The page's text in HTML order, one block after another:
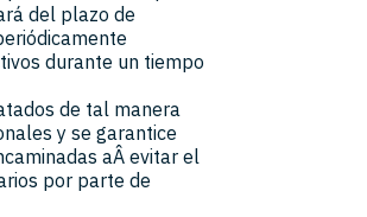
del plazo de
durante un tiempo
de tal manera
y se garantice
aÂ evitar el
por parte de